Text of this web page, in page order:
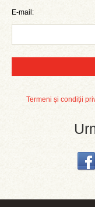
E-mail:
Termeni și condiții